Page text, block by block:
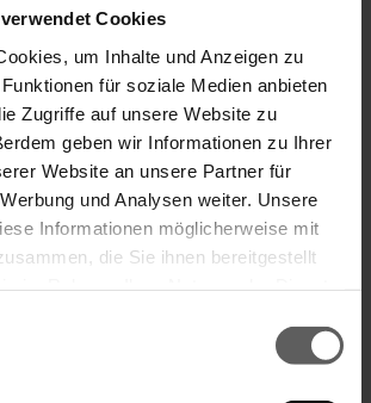
Cookies
um Inhalte und Anzeigen zu
für soziale Medien anbieten
Zugriffe auf unsere Website zu
geben wir Informationen zu Ihrer
Website an unsere Partner für
und Analysen weiter. Unsere
Informationen möglicherweise mit
die Sie ihnen bereitgestellt
und langlebig – für mittlere und
37, 44, 53 und 56 mm
ausgeschäumt
auch in glatter Ausführung möglich für eine
(passt optisch perfekt zur Zetra